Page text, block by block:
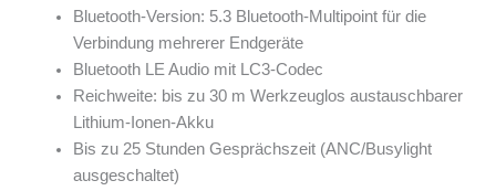
Bluetooth-Version: 5.3 Bluetooth-Multipoint für die
Verbindung mehrerer Endgeräte
Bluetooth LE Audio mit LC3-Codec
Reichweite: bis zu 30 m Werkzeuglos austauschbarer
Lithium-Ionen-Akku
Bis zu 25 Stunden Gesprächszeit (ANC/Busylight
ausgeschaltet)